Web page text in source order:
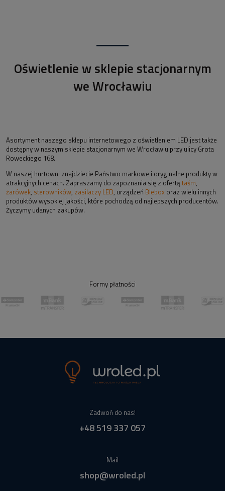
Oświetlenie w sklepie stacjonarnym
we Wrocławiu
Asortyment naszego sklepu internetowego z oświetleniem LED jest także
dostępny w naszym sklepie stacjonarnym we Wrocławiu przy ulicy Grota
Roweckiego 168.
W naszej hurtowni znajdziecie Państwo markowe i oryginalne produkty w
atrakcyjnych cenach. Zapraszamy do zapoznania się z ofertą taśm,
żarówek, sterowników, zasilaczy LED, urządzeń Blebox oraz wielu innych
produktów wysokiej jakości, które pochodzą od najlepszych producentów.
Życzymy udanych zakupów.
Formy płatności
Zadwoń do nas!
+48 519 337 057
Mail
shop@wroled.pl